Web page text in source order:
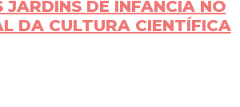
JARDINS DE INFÂNCIA NO
DA CULTURA CIENTÍFICA